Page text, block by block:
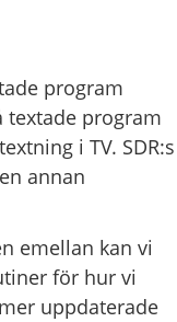
program
textade program
i TV. SDR:s
annan
emellan kan vi
för hur vi
uppdaterade